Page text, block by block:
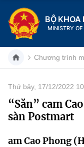
BỘ KHOA
MINISTRY
Danh mục
Trang chủ
Giới thiệu
Chương trình
Thứ bảy, 17/12/2022
“Săn” cam
sàn Postmart
am Cao Phong